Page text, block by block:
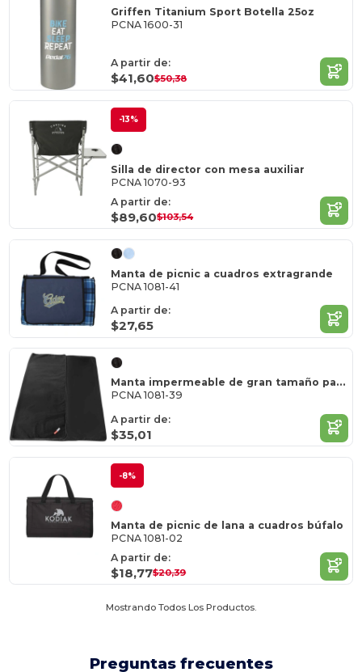
Griffen Titanium Sport Botella 25oz
PCNA 1600-31
A partir de:
$41,60$50,38
-13%
Silla de director con mesa auxiliar
PCNA 1070-93
A partir de:
$89,60$103,54
Manta de picnic a cuadros extragrande
PCNA 1081-41
A partir de:
$27,65
Manta impermeable de gran tamaño para exteriores con funda
PCNA 1081-39
A partir de:
$35,01
-8%
Manta de picnic de lana a cuadros búfalo
PCNA 1081-02
A partir de:
$18,77$20,39
Mostrando Todos Los Productos.
Preguntas frecuentes